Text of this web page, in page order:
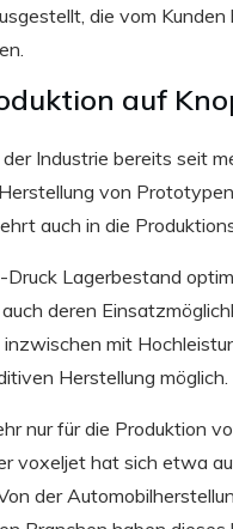
die vom
auf
Industrie bereits seit
von
auch in die
Lagerbestand
deren
mit
Herstellung möglich.
nur für die Produktion
voxeljet hat sich etwa
der